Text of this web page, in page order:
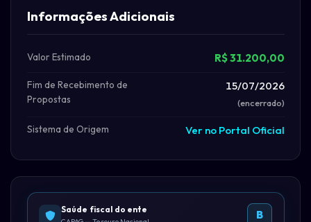
Informações Adicionais
Valor Estimado R$ 31.200,00
Fim de Recebimento de
Propostas
15/07/2026
(encerrado)
Sistema de Origem Ver no Portal Oficial
Saúde fiscal do ente B